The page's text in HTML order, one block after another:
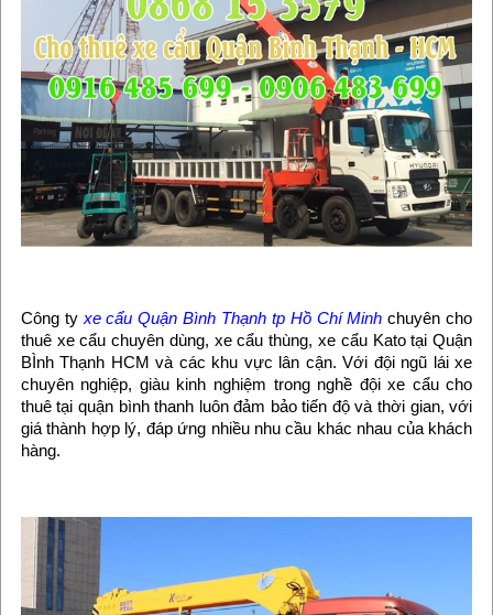
Công tyxe cẩu Quận Bình Thạnh tp Hồ Chí Minh chuyên cho
thuê xe cẩu chuyên dùng, xe cẩu thùng, xe cẩu Kato tại Quận
BÌnh Thạnh HCM và các khu vực lân cận. Với đội ngũ lái xe
chuyên nghiệp, giàu kinh nghiệm trong nghề đội xe cẩu cho
thuê tại quận bình thanh luôn đảm bảo tiến độ và thời gian, với
giá thành hợp lý, đáp ứng nhiều nhu cầu khác nhau của khách
hàng.